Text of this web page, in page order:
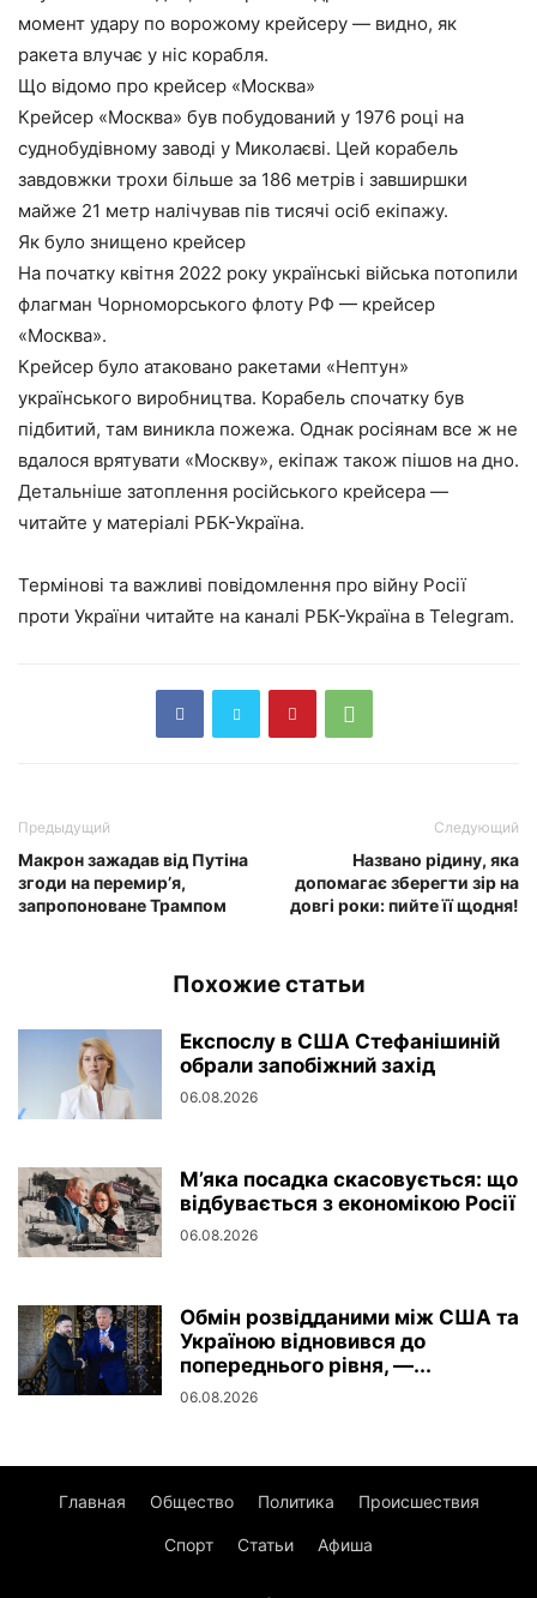
момент удару по ворожому крейсеру — видно, як
ракета влучає у ніс корабля.
Що відомо про крейсер «Москва»
Крейсер «Москва» був побудований у 1976 році на
суднобудівному заводі у Миколаєві. Цей корабель
завдовжки трохи більше за 186 метрів і завширшки
майже 21 метр налічував пів тисячі осіб екіпажу.
Як було знищено крейсер
На початку квітня 2022 року українські війська потопили
флагман Чорноморського флоту РФ — крейсер
«Москва».
Крейсер було атаковано ракетами «Нептун»
українського виробництва. Корабель спочатку був
підбитий, там виникла пожежа. Однак росіянам все ж не
вдалося врятувати «Москву», екіпаж також пішов на дно.
Детальніше затоплення російського крейсера —
читайте у матеріалі РБК-Україна.
Термінові та важливі повідомлення про війну Росії
проти України читайте на каналі РБК-Україна в Telegram.
Предыдущий
Макрон зажадав від Путіна
згоди на перемир’я,
запропоноване Трампом
Следующий
Названо рідину, яка
допомагає зберегти зір на
довгі роки: пийте її щодня!
Похожие статьи
Експослу в США Стефанішиній
обрали запобіжний захід
06.08.2026
М’яка посадка скасовується: що
відбувається з економікою Росії
06.08.2026
Обмін розвідданими між США та
Україною відновився до
попереднього рівня, —...
06.08.2026
Главная Общество Политика Происшествия
Спорт Статьи Афиша